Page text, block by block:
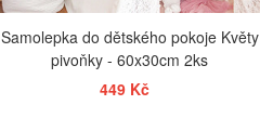
Samolepka do dětského pokoje Květy
pivoňky - 60x30cm 2ks
449 Kč